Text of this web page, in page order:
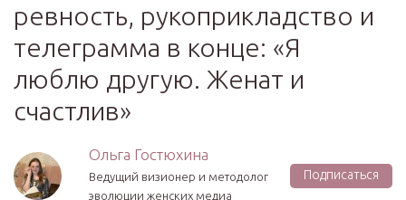
ревность, рукоприкладство и
телеграмма в конце: «Я
люблю другую. Женат и
счастлив»
Ольга Гостюхина
Ведущий визионер и методолог
эволюции женских медиа
Подписаться